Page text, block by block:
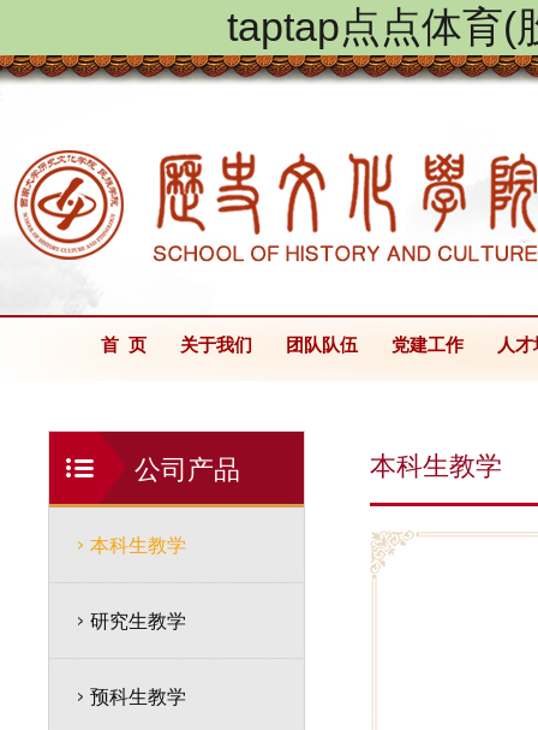
taptap点点体育(
首 页 关于我们 团队队伍 党建工作 人
公司产品
本科生教学
研究生教学
预科生教学
本科生教学